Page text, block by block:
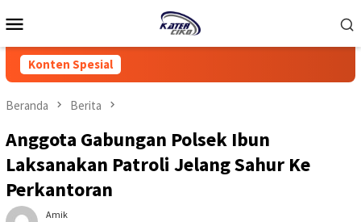
ke
Mobile
Konten Spesial
Beranda Berita
Anggota Gabungan Polsek Ibun
Laksanakan Patroli Jelang Sahur Ke
Perkantoran
Amik